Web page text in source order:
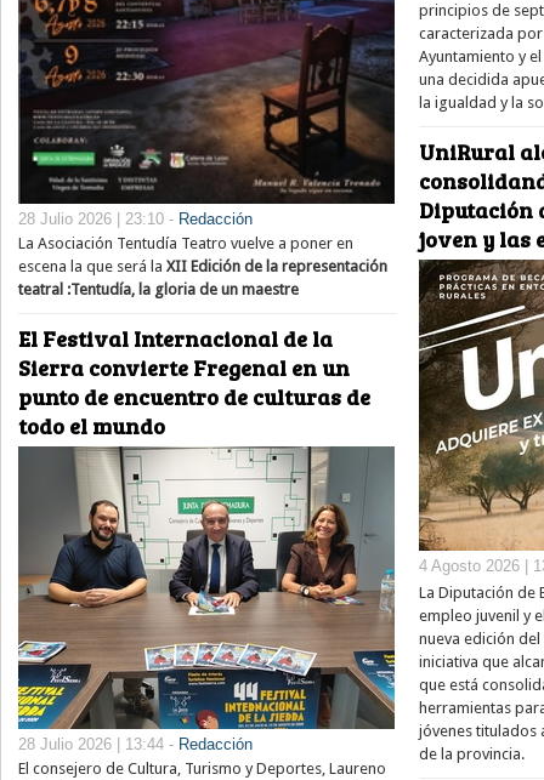
28 Julio 2026 | 23:10 - Redacción
La Asociación Tentudía Teatro vuelve a poner en
escena la que será la XII Edición de la representación
teatral :Tentudía, la gloria de un maestre
El Festival Internacional de la
Sierra convierte Fregenal en un
punto de encuentro de culturas de
todo el mundo
28 Julio 2026 | 13:44 - Redacción
El consejero de Cultura, Turismo y Deportes, Laureno
principios de
caracterizada
Ayuntamiento y
una decidida
la igualdad y la
UniRural
Diputación
joven y las
4 Agosto 2026 |
La Diputación de
empleo juvenil y
nueva edición
iniciativa que
que está
herramientas
jóvenes titulados
de la provincia.